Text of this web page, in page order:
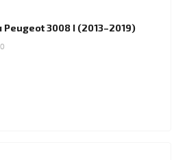
Peugeot 3008 I (2013–2019)